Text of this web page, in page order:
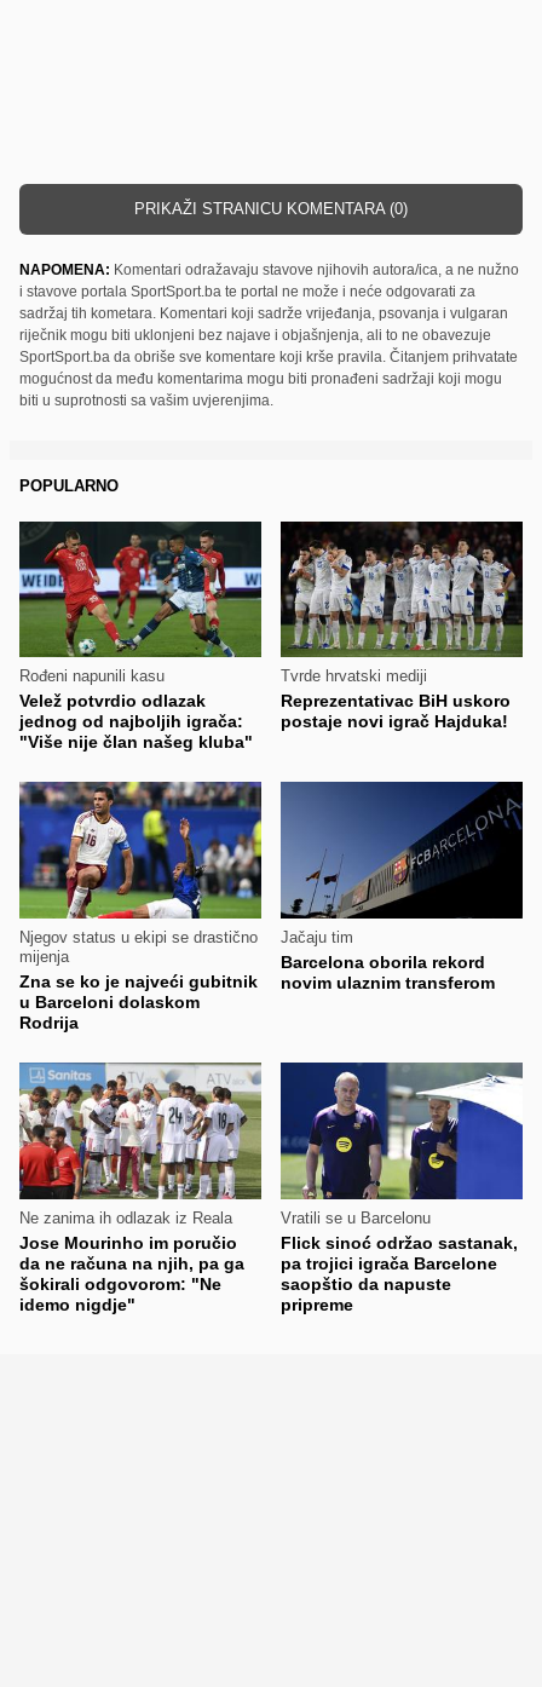
PRIKAŽI STRANICU KOMENTARA (0)
NAPOMENA: Komentari odražavaju stavove njihovih autora/ica, a ne nužno
i stavove portala SportSport.ba te portal ne može i neće odgovarati za
sadržaj tih kometara. Komentari koji sadrže vrijeđanja, psovanja i vulgaran
riječnik mogu biti uklonjeni bez najave i objašnjenja, ali to ne obavezuje
SportSport.ba da obriše sve komentare koji krše pravila. Čitanjem prihvatate
mogućnost da među komentarima mogu biti pronađeni sadržaji koji mogu
biti u suprotnosti sa vašim uvjerenjima.
POPULARNO
Rođeni napunili kasu
Velež potvrdio odlazak
jednog od najboljih igrača:
"Više nije član našeg kluba"
Tvrde hrvatski mediji
Reprezentativac BiH uskoro
postaje novi igrač Hajduka!
Njegov status u ekipi se drastično
mijenja
Zna se ko je najveći gubitnik
u Barceloni dolaskom
Rodrija
Jačaju tim
Barcelona oborila rekord
novim ulaznim transferom
Ne zanima ih odlazak iz Reala
Jose Mourinho im poručio
da ne računa na njih, pa ga
šokirali odgovorom: "Ne
idemo nigdje"
Vratili se u Barcelonu
Flick sinoć održao sastanak,
pa trojici igrača Barcelone
saopštio da napuste
pripreme